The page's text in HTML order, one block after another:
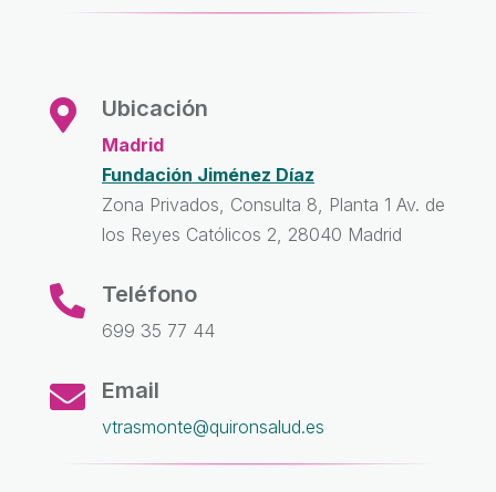
 Ubicación
Madrid
Fundación Jiménez Díaz
Zona Privados, Consulta 8, Planta 1 Av. de
los Reyes Católicos 2, 28040 Madrid
 Teléfono
699 35 77 44
 Email
vtrasmonte@quironsalud.es